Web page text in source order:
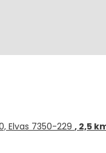
Elvas 7350-229 , 2,5